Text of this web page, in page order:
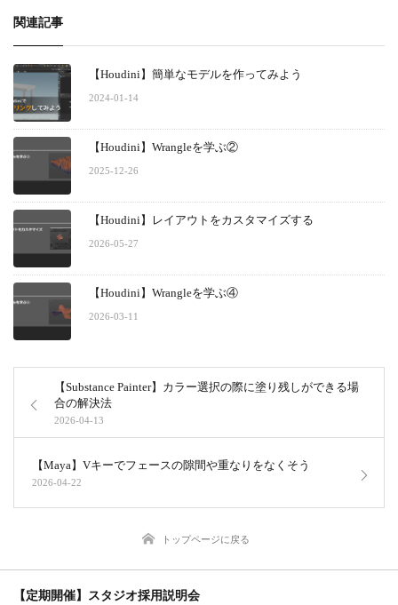
関連記事
【Houdini】簡単なモデルを作ってみよう
2024-01-14
【Houdini】Wrangleを学ぶ②
2025-12-26
【Houdini】レイアウトをカスタマイズする
2026-05-27
【Houdini】Wrangleを学ぶ④
2026-03-11
【Substance Painter】カラー選択の際に塗り残しができる場
合の解決法
2026-04-13
【Maya】Vキーでフェースの隙間や重なりをなくそう
2026-04-22
トップページに戻る
【定期開催】スタジオ採用説明会